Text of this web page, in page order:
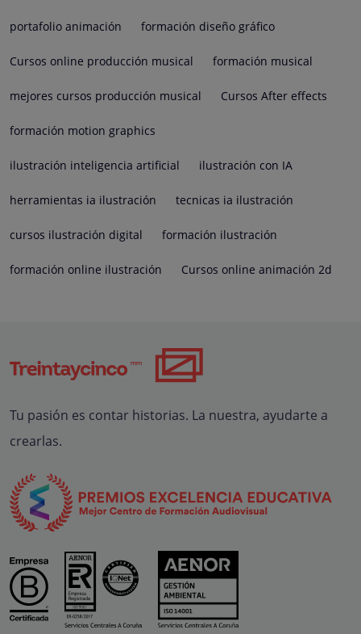
portafolio animación formación diseño gráfico
Cursos online producción musical formación musical
mejores cursos producción musical Cursos After effects
formación motion graphics
ilustración inteligencia artificial ilustración con IA
herramientas ia ilustración tecnicas ia ilustración
cursos ilustración digital formación ilustración
formación online ilustración Cursos online animación 2d
Tu pasión es contar historias. La nuestra, ayudarte a
crearlas.